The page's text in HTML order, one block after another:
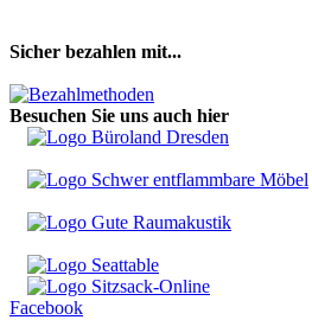
Sicher bezahlen mit...
Besuchen Sie uns auch hier
Facebook